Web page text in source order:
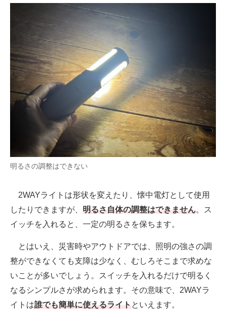
明るさの調整はできない
2WAYライトは形状を変えたり、懐中電灯として使用
したりできますが、 明るさ自体の調整はできません。ス
イッチを入れると、一定の明るさを保ちます。
とはいえ、災害時やアウトドアでは、照明の強さの調
整ができなくても支障は少なく、むしろそこまで求めな
いことが多いでしょう。スイッチを入れるだけで明るく
なるシンプルさが求められます。その意味で、2WAYラ
イトは誰でも簡単に使えるライトといえます。